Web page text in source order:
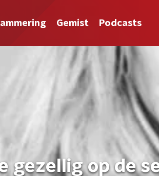
Gemist Podcasts
gezellig op de